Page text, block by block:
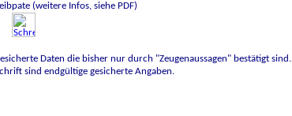
(weitere Infos, siehe PDF)
Daten die bisher nur durch "Zeugenaussagen" bestätigt sind.
sind endgültige gesicherte Angaben.